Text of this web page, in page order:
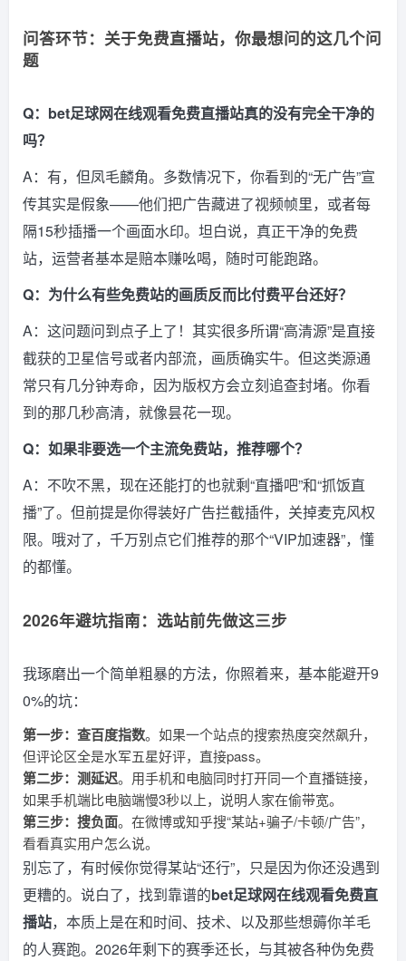
问答环节：关于免费直播站，你最想问的这几个问
题
Q：bet足球网在线观看免费直播站真的没有完全干净的
吗？
A：有，但凤毛麟角。多数情况下，你看到的“无广告”宣
传其实是假象——他们把广告藏进了视频帧里，或者每
隔15秒插播一个画面水印。坦白说，真正干净的免费
站，运营者基本是赔本赚吆喝，随时可能跑路。
Q：为什么有些免费站的画质反而比付费平台还好？
A：这问题问到点子上了！其实很多所谓“高清源”是直接
截获的卫星信号或者内部流，画质确实牛。但这类源通
常只有几分钟寿命，因为版权方会立刻追查封堵。你看
到的那几秒高清，就像昙花一现。
Q：如果非要选一个主流免费站，推荐哪个？
A：不吹不黑，现在还能打的也就剩“直播吧”和“抓饭直
播”了。但前提是你得装好广告拦截插件，关掉麦克风权
限。哦对了，千万别点它们推荐的那个“VIP加速器”，懂
的都懂。
2026年避坑指南：选站前先做这三步
我琢磨出一个简单粗暴的方法，你照着来，基本能避开9
0%的坑：
第一步：查百度指数。如果一个站点的搜索热度突然飙升，
但评论区全是水军五星好评，直接pass。
第二步：测延迟。用手机和电脑同时打开同一个直播链接，
如果手机端比电脑端慢3秒以上，说明人家在偷带宽。
第三步：搜负面。在微博或知乎搜“某站+骗子/卡顿/广告”，
看看真实用户怎么说。
别忘了，有时候你觉得某站“还行”，只是因为你还没遇到
更糟的。说白了，找到靠谱的bet足球网在线观看免费直
播站，本质上是在和时间、技术、以及那些想薅你羊毛
的人赛跑。2026年剩下的赛季还长，与其被各种伪免费